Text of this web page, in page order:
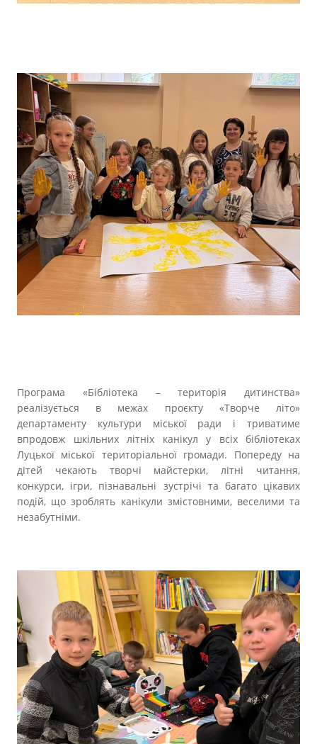
Програма «Бібліотека – територія дитинства»
реалізується в межах проєкту «Творче літо»
департаменту культури міської ради і триватиме
впродовж шкільних літніх канікул у всіх бібліотеках
Луцької міської територіальної громади. Попереду на
дітей чекають творчі майстерки, літні читання,
конкурси, ігри, пізнавальні зустрічі та багато цікавих
подій, що зроблять канікули змістовними, веселими та
незабутніми.